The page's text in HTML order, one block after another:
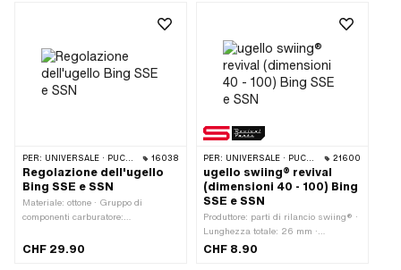
PER: UNIVERSALE · PUCH · TOMOS · OIL / OMC 16038
Regolazione dell'ugello
Bing SSE e SSN
Materiale: ottone · Gruppo di
componenti carburatore:
SSE · Tipo di carburatore: SSN ·
CHF 29.90
PER: UNIVERSALE · PUCH · TOMOS · OIL / OMC 21600
ugello swiing® revival
(dimensioni 40 - 100) Bing
SSE e SSN
Produttore: parti di rilancio swiing® ·
Lunghezza totale: 26 mm ·
Lunghezza totale: 30 mm ·
CHF 8.90